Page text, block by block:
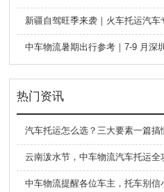
新疆自驾旺季来袭｜火车托运汽
中车物流暑期出行参考｜7-9 月深
热门资讯
云南泼水节，中车物流汽车托运全